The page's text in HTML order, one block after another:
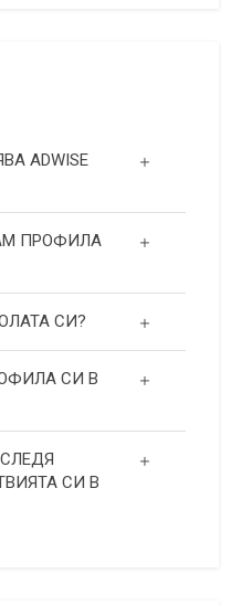
ADWISE
ПРОФИЛА
СИ?
СИ В
СИ В